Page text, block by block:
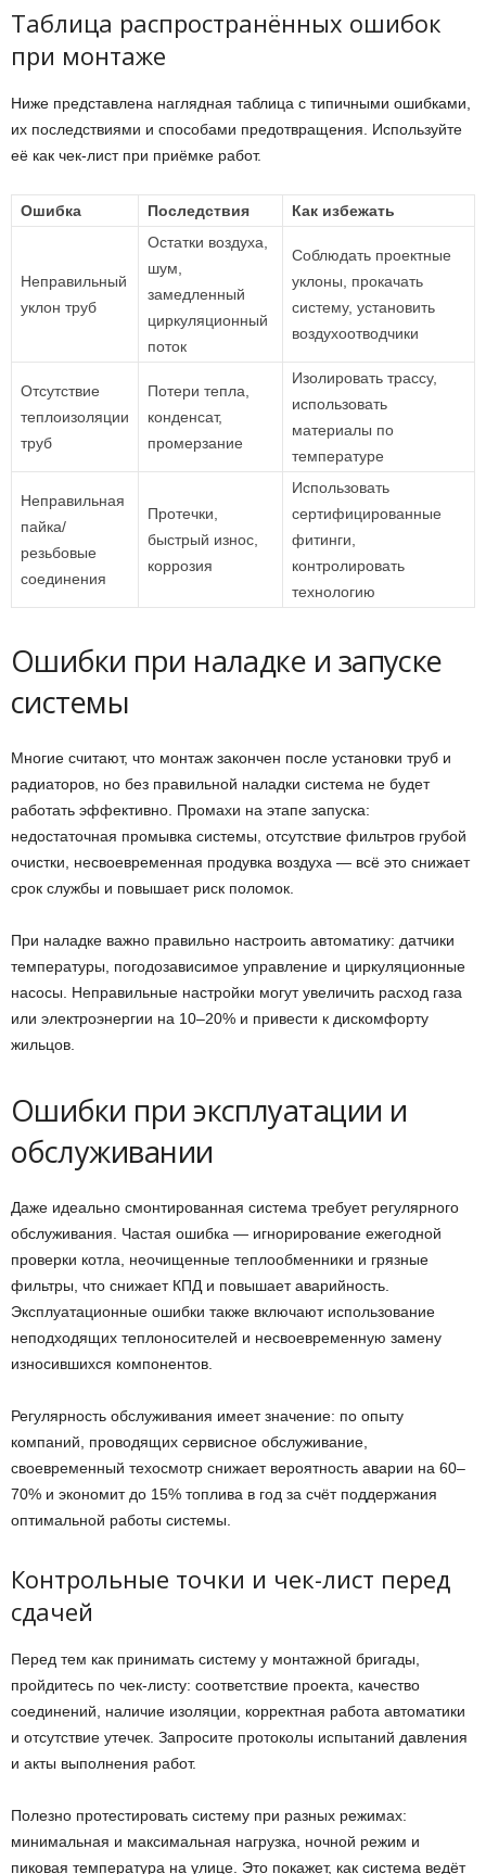
Таблица распространённых ошибок
при монтаже
Ниже представлена наглядная таблица с типичными ошибками,
их последствиями и способами предотвращения. Используйте
её как чек-лист при приёмке работ.
Ошибка Последствия Как избежать
Неправильный
уклон труб
Остатки воздуха,
шум,
замедленный
циркуляционный
поток
Соблюдать проектные
уклоны, прокачать
систему, установить
воздухоотводчики
Отсутствие
теплоизоляции
труб
Потери тепла,
конденсат,
промерзание
Изолировать трассу,
использовать
материалы по
температуре
Неправильная
пайка/
резьбовые
соединения
Протечки,
быстрый износ,
коррозия
Использовать
сертифицированные
фитинги,
контролировать
технологию
Ошибки при наладке и запуске
системы
Многие считают, что монтаж закончен после установки труб и
радиаторов, но без правильной наладки система не будет
работать эффективно. Промахи на этапе запуска:
недостаточная промывка системы, отсутствие фильтров грубой
очистки, несвоевременная продувка воздуха — всё это снижает
срок службы и повышает риск поломок.
При наладке важно правильно настроить автоматику: датчики
температуры, погодозависимое управление и циркуляционные
насосы. Неправильные настройки могут увеличить расход газа
или электроэнергии на 10–20% и привести к дискомфорту
жильцов.
Ошибки при эксплуатации и
обслуживании
Даже идеально смонтированная система требует регулярного
обслуживания. Частая ошибка — игнорирование ежегодной
проверки котла, неочищенные теплообменники и грязные
фильтры, что снижает КПД и повышает аварийность.
Эксплуатационные ошибки также включают использование
неподходящих теплоносителей и несвоевременную замену
износившихся компонентов.
Регулярность обслуживания имеет значение: по опыту
компаний, проводящих сервисное обслуживание,
своевременный техосмотр снижает вероятность аварии на 60–
70% и экономит до 15% топлива в год за счёт поддержания
оптимальной работы системы.
Контрольные точки и чек-лист перед
сдачей
Перед тем как принимать систему у монтажной бригады,
пройдитесь по чек-листу: соответствие проекта, качество
соединений, наличие изоляции, корректная работа автоматики
и отсутствие утечек. Запросите протоколы испытаний давления
и акты выполнения работ.
Полезно протестировать систему при разных режимах:
минимальная и максимальная нагрузка, ночной режим и
пиковая температура на улице. Это покажет, как система ведёт